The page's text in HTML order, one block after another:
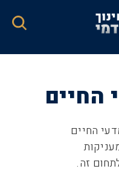
החיים
החיים
זה.